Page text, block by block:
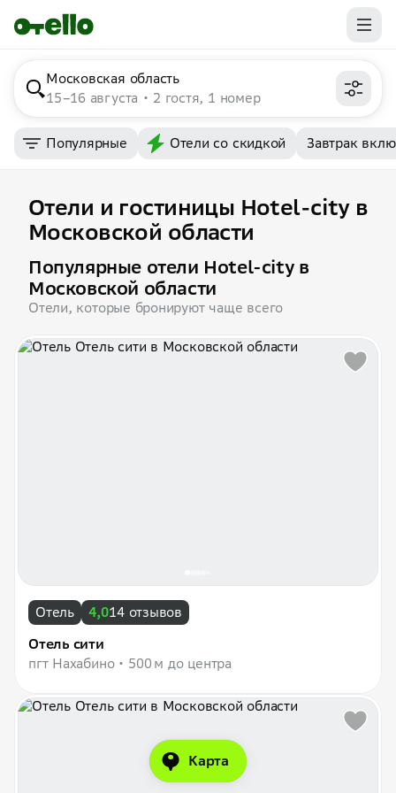
Московская область
15–16 августа
2 гостя, 1 номер
Популярные Отели со скидкой Завтрак
Отели и гостиницы Hotel-city в
Московской области
Популярные отели Hotel-city в
Московской области
Отели, которые бронируют чаще всего
Отель 4,014 отзывов
Отель сити
пгт Нахабино
500 м до центра
Карта